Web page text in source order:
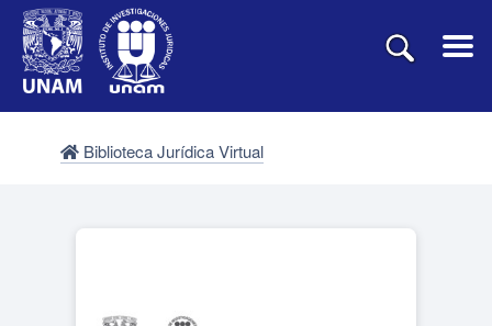
Biblioteca Jurídica Virtual